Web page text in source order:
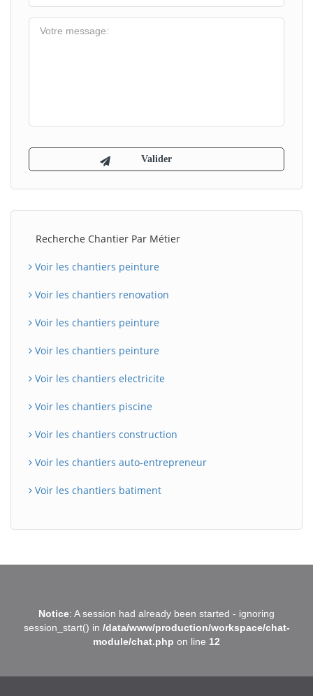
Recherche Chantier Par Métier
Voir les chantiers peinture
Voir les chantiers renovation
Voir les chantiers peinture
Voir les chantiers peinture
Voir les chantiers electricite
Voir les chantiers piscine
Voir les chantiers construction
Voir les chantiers auto-entrepreneur
Voir les chantiers batiment
Notice: A session had already been started - ignoring
session_start() in /data/www/production/workspace/chat-
module/chat.php on line 12
B
Assistant en ligne